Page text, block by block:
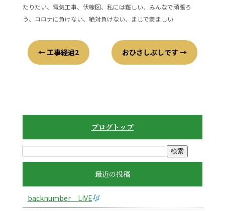
たりたい、電気工事、伏線図、私には難しい、みんなで頑張ろ
う、コロナに負けない、絶対負けない、まじで羨ましい
←工事経過2 おひさしぶしです→
ブログトップ
最近の投稿
backnumber LIVE